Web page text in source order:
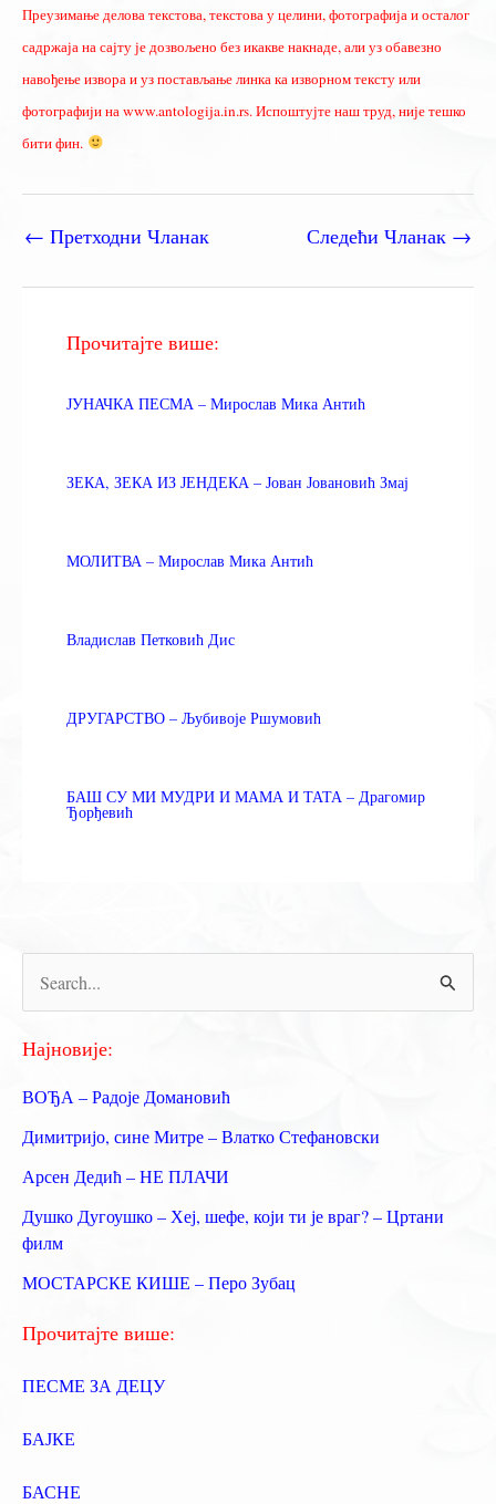
Преузимање делова текстова, текстова у целини, фотографија и осталог
садржаја на сајту је дозвољено без икакве накнаде, али уз обавезно
навођење извора и уз постављање линка ка изворном тексту или
фотографији на www.antologija.in.rs. Испоштујте наш труд, није тешко
бити фин.
← Претходни Чланак Следећи Чланак →
Прочитајте више:
ЈУНАЧКА ПЕСМА – Мирослав Мика Антић
ЗЕКА, ЗЕКА ИЗ ЈЕНДЕКА – Јован Јовановић Змај
МОЛИТВА – Мирослав Мика Антић
Владислав Петковић Дис
ДРУГАРСТВО – Љубивоје Ршумовић
БАШ СУ МИ МУДРИ И МАМА И ТАТА – Драгомир
Ђорђевић
е
р
а
г
а
з
а
:
Најновије:
ВОЂА – Радоје Домановић
Димитријо, сине Митре – Влатко Стефановски
Арсен Дедић – НЕ ПЛАЧИ
Душко Дугоушко – Хеј, шефе, који ти је враг? – Цртани
филм
МОСТАРСКЕ КИШЕ – Перо Зубац
Прочитајте више:
ПЕСМЕ ЗА ДЕЦУ
БАЈКЕ
БАСНЕ